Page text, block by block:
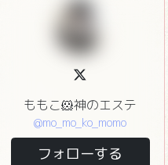
ももこ🐹神のエステ
@mo_mo_ko_momo
フォローする